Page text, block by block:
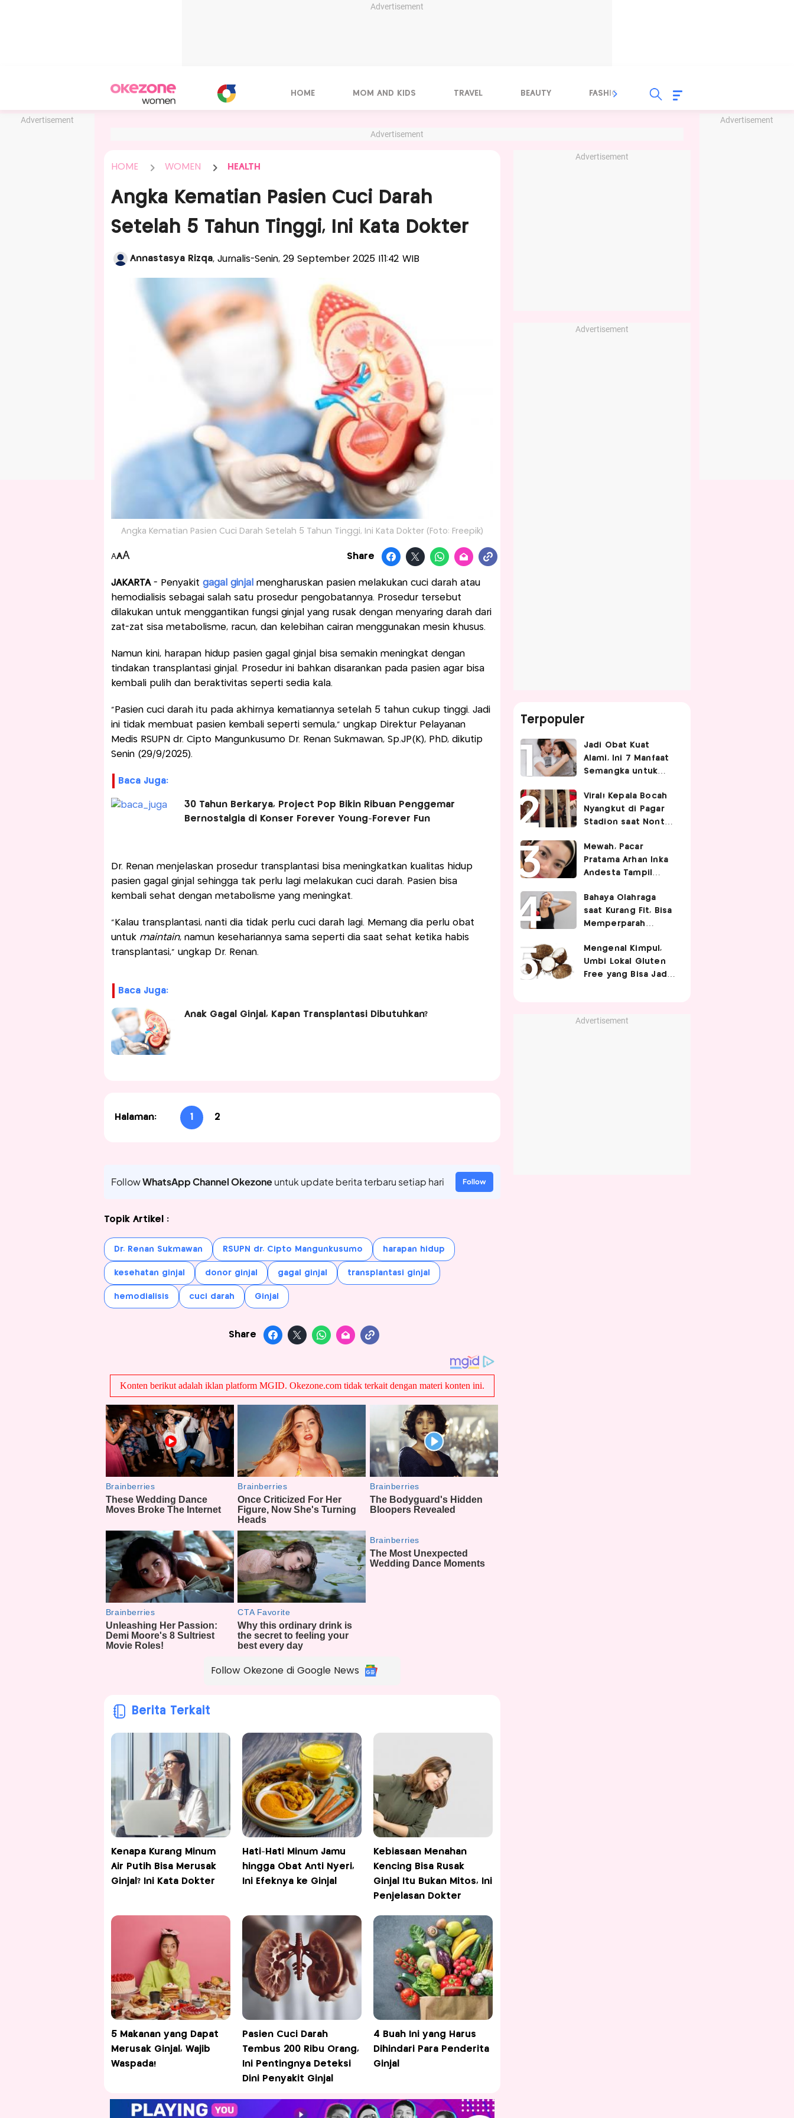
Advertisement
Advertisement Advertisement
HOME MOM AND KIDS TRAVEL BEAUTY FASHION FOOD
Advertisement
HOME WOMEN HEALTH
Angka Kematian Pasien Cuci Darah
Setelah 5 Tahun Tinggi, Ini Kata Dokter
Annastasya Rizqa, Jurnalis-Senin, 29 September 2025 |11:42 WIB
Angka Kematian Pasien Cuci Darah Setelah 5 Tahun Tinggi, Ini Kata Dokter (Foto: Freepik)
AAA Share
JAKARTA - Penyakit gagal ginjal mengharuskan pasien melakukan cuci darah atau
hemodialisis sebagai salah satu prosedur pengobatannya. Prosedur tersebut
dilakukan untuk menggantikan fungsi ginjal yang rusak dengan menyaring darah dari
zat-zat sisa metabolisme, racun, dan kelebihan cairan menggunakan mesin khusus.
Namun kini, harapan hidup pasien gagal ginjal bisa semakin meningkat dengan
tindakan transplantasi ginjal. Prosedur ini bahkan disarankan pada pasien agar bisa
kembali pulih dan beraktivitas seperti sedia kala.
“Pasien cuci darah itu pada akhirnya kematiannya setelah 5 tahun cukup tinggi. Jadi
ini tidak membuat pasien kembali seperti semula,” ungkap Direktur Pelayanan
Medis RSUPN dr. Cipto Mangunkusumo Dr. Renan Sukmawan, Sp.JP(K), PhD, dikutip
Senin (29/9/2025).
Baca Juga:
30 Tahun Berkarya, Project Pop Bikin Ribuan Penggemar
Bernostalgia di Konser Forever Young-Forever Fun
Dr. Renan menjelaskan prosedur transplantasi bisa meningkatkan kualitas hidup
pasien gagal ginjal sehingga tak perlu lagi melakukan cuci darah. Pasien bisa
kembali sehat dengan metabolisme yang meningkat.
“Kalau transplantasi, nanti dia tidak perlu cuci darah lagi. Memang dia perlu obat
untuk maintain, namun kesehariannya sama seperti dia saat sehat ketika habis
transplantasi,” ungkap Dr. Renan.
Baca Juga:
Anak Gagal Ginjal, Kapan Transplantasi Dibutuhkan?
Halaman: 1 2
FollowWhatsApp Channel Okezoneuntuk update berita terbaru setiap hari Follow
Topik Artikel :
Dr. Renan Sukmawan RSUPN dr. Cipto Mangunkusumo harapan hidup
kesehatan ginjal donor ginjal gagal ginjal transplantasi ginjal
hemodialisis cuci darah Ginjal
Share
Follow Okezone di Google News
Berita Terkait
Kenapa Kurang Minum
Air Putih Bisa Merusak
Ginjal? Ini Kata Dokter
Hati-Hati Minum Jamu
hingga Obat Anti Nyeri,
Ini Efeknya ke Ginjal
Kebiasaan Menahan
Kencing Bisa Rusak
Ginjal Itu Bukan Mitos, Ini
Penjelasan Dokter
5 Makanan yang Dapat
Merusak Ginjal, Wajib
Waspada!
Pasien Cuci Darah
Tembus 200 Ribu Orang,
Ini Pentingnya Deteksi
Dini Penyakit Ginjal
4 Buah Ini yang Harus
Dihindari Para Penderita
Ginjal
Advertisement
Advertisement
Terpopuler
Jadi Obat Kuat
Alami, Ini 7 Manfaat
Semangka untuk
Viral! Kepala Bocah
Nyangkut di Pagar
Stadion saat Nonton
Endingnya Kocak
Mewah, Pacar
Pratama Arhan Inka
Andesta Tampil
Pakai Bando Rp10
Juta
Bahaya Olahraga
saat Kurang Fit, Bisa
Memperparah
Mengenal Kimpul,
Umbi Lokal Gluten
Free yang Bisa Jadi
Advertisement